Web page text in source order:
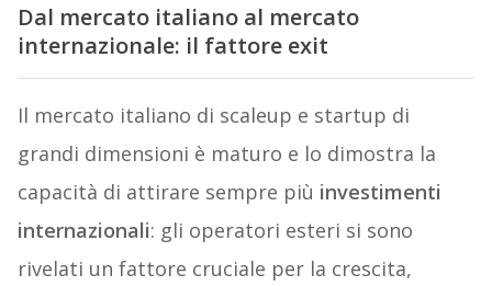
Dal mercato italiano al mercato
internazionale: il fattore exit
Il mercato italiano di scaleup e startup di
grandi dimensioni è maturo e lo dimostra la
capacità di attirare sempre più investimenti
internazionali: gli operatori esteri si sono
rivelati un fattore cruciale per la crescita,